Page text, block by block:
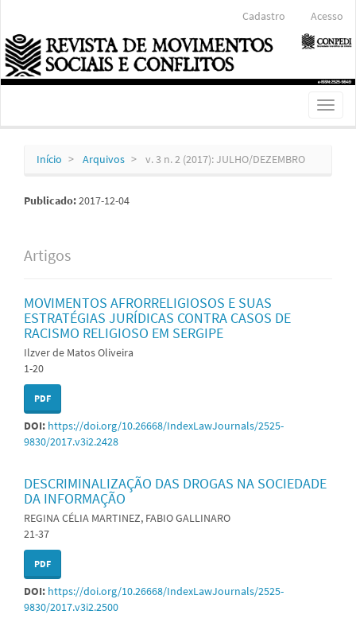
Conteúdo
principal
Barra
Lateral
Cadastro Acesso
Toggle
Início Arquivos v. 3 n. 2 (2017): JULHO/DEZEMBRO
Publicado:2017-12-04
Artigos
MOVIMENTOS AFRORRELIGIOSOS E SUAS
ESTRATÉGIAS JURÍDICAS CONTRA CASOS DE
RACISMO RELIGIOSO EM SERGIPE
Ilzver de Matos Oliveira
1-20
PDF
DOI: https://doi.org/10.26668/IndexLawJournals/2525-
9830/2017.v3i2.2428
DESCRIMINALIZAÇÃO DAS DROGAS NA SOCIEDADE
DA INFORMAÇÃO
REGINA CÉLIA MARTINEZ, FABIO GALLINARO
21-37
PDF
DOI: https://doi.org/10.26668/IndexLawJournals/2525-
9830/2017.v3i2.2500